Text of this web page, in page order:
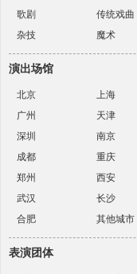
歌剧
传统戏曲
杂技
魔术
演出场馆
北京
上海
广州
天津
深圳
南京
成都
重庆
郑州
西安
武汉
长沙
合肥
其他城市
表演团体